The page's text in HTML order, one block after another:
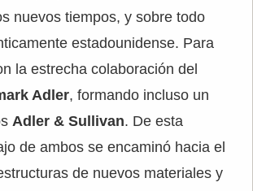
nuevos tiempos, y sobre todo
estadounidense. Para
la estrecha colaboración del
Adler, formando incluso un
Adler & Sullivan. De esta
de ambos se encaminó hacia el
de nuevos materiales y